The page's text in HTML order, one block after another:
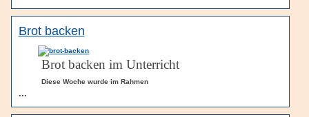
Brot backen
Brot backen im Unterricht
Diese Woche wurde im Rahmen
...